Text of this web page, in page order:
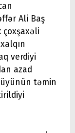
Ali Baş
verdiyi
azad
təmin